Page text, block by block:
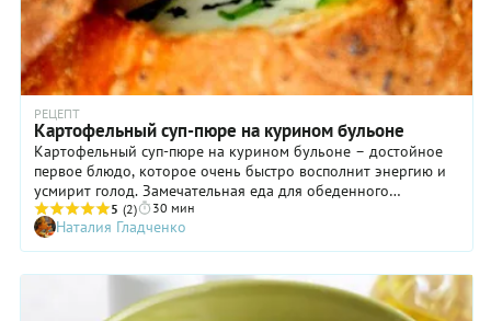
РЕЦЕПТ
Картофельный суп-пюре на курином бульоне
Картофельный суп-пюре на курином бульоне – достойное
первое блюдо, которое очень быстро восполнит энергию и
усмирит голод. Замечательная еда для обеденного
перерыва! При этом суп обладает ярким вкусом, тонким
ароматом и нежной текстурой. А самое приятное, что
продукты для него вполне бюджетны и есть в каждом
магазине. То есть на сытный обед не придется тратить много
денег и времени. Интересный нюанс рецепта – картофель
варят отдельно, разминают в пюре, соединяют с жареным
5 (2) 30 мин
Наталия Гладченко